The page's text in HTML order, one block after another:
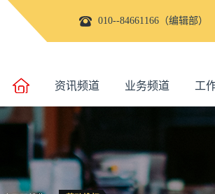
010--84661166（编辑部）
资讯频道 业务频道 工